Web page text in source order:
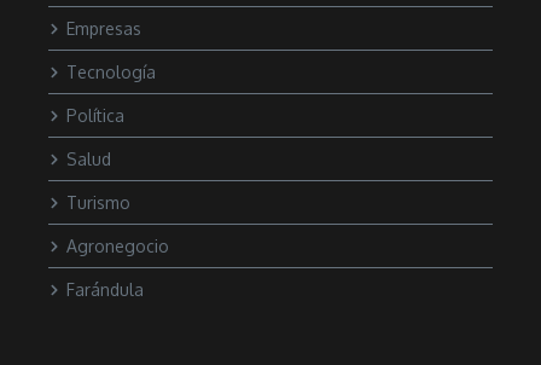
Empresas
Tecnología
Política
Salud
Turismo
Agronegocio
Farándula